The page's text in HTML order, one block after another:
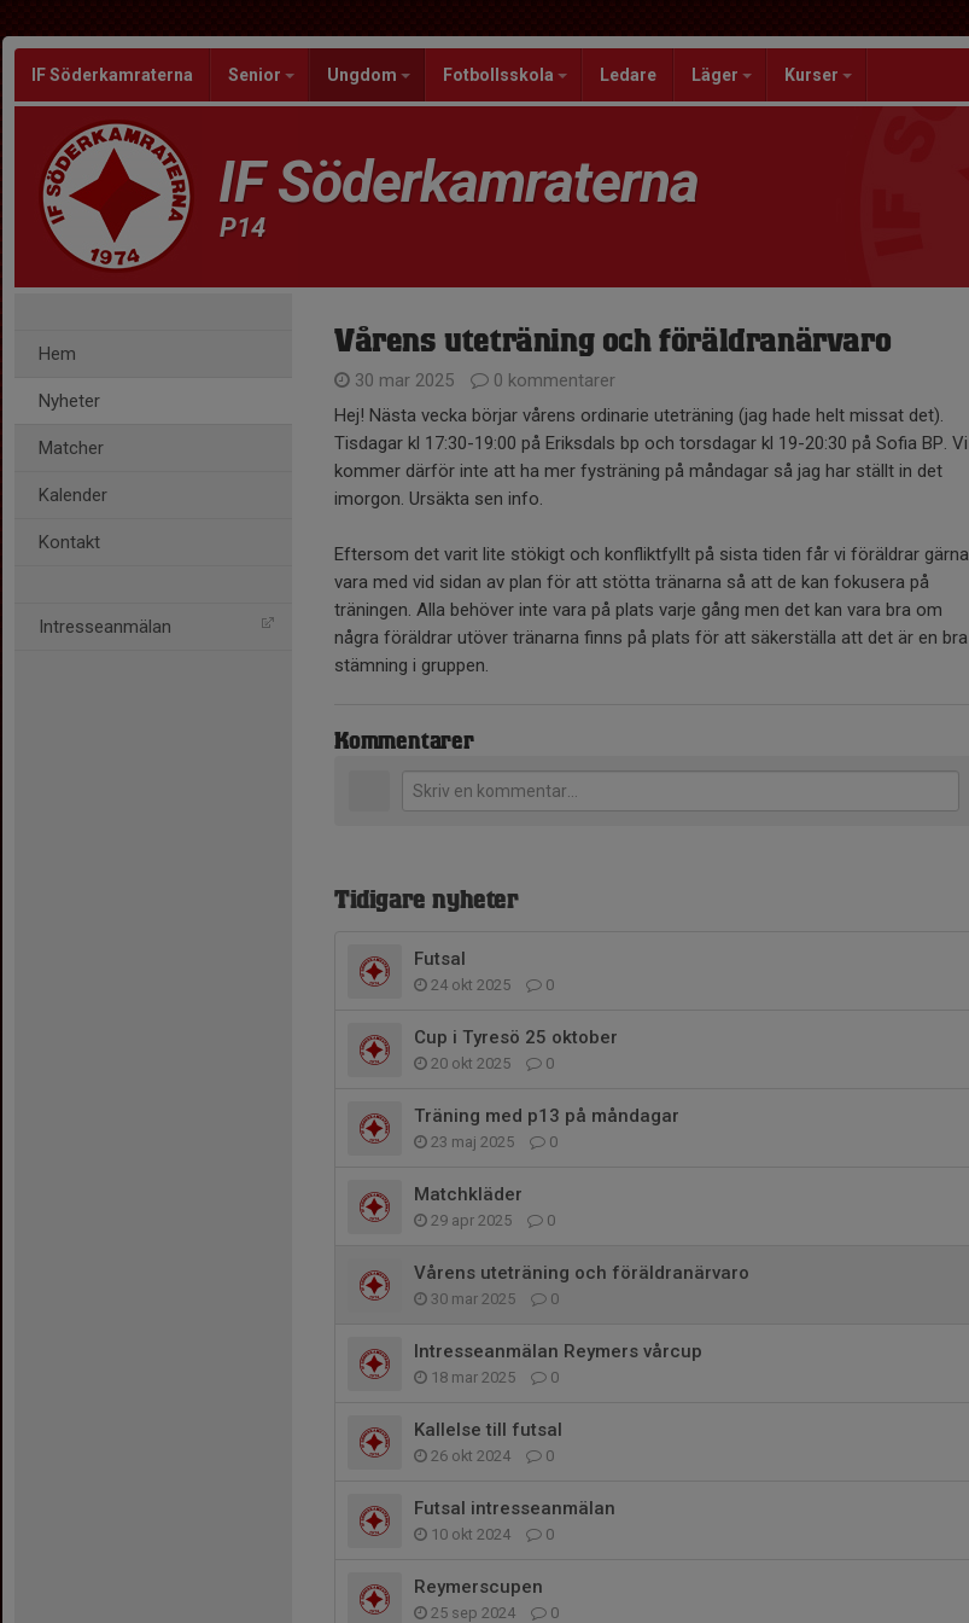
IF Söderkamraterna Senior Ungdom Fotbollsskola Ledare Läger Kurser
IF Söderkamraterna
P14
Hem
Nyheter
Matcher
Kalender
Kontakt
Intresseanmälan
Vårens uteträning och föräldranärvaro
30 mar 2025
0 kommentarer
Hej! Nästa vecka börjar vårens ordinarie uteträning (jag hade helt missat det).
Tisdagar kl 17:30-19:00 på Eriksdals bp och torsdagar kl 19-20:30 på Sofia BP. Vi
kommer därför inte att ha mer fysträning på måndagar så jag har ställt in det
imorgon. Ursäkta sen info.
Eftersom det varit lite stökigt och konfliktfyllt på sista tiden får vi föräldrar gärna
vara med vid sidan av plan för att stötta tränarna så att de kan fokusera på
träningen. Alla behöver inte vara på plats varje gång men det kan vara bra om
några föräldrar utöver tränarna finns på plats för att säkerställa att det är en bra
stämning i gruppen.
Kommentarer
Tidigare nyheter
Futsal
24 okt 2025 0
Cup i Tyresö 25 oktober
20 okt 2025 0
Träning med p13 på måndagar
23 maj 2025 0
Matchkläder
29 apr 2025 0
Vårens uteträning och föräldranärvaro
30 mar 2025 0
Intresseanmälan Reymers vårcup
18 mar 2025 0
Kallelse till futsal
26 okt 2024 0
Futsal intresseanmälan
10 okt 2024 0
Reymerscupen
25 sep 2024 0